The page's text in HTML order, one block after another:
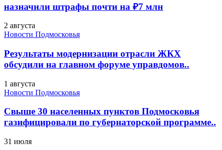
назначили штрафы почти на ₽7 млн
2 августа
Новости Подмосковья
Результаты модернизации отрасли ЖКХ
обсудили на главном форуме управдомов..
1 августа
Новости Подмосковья
Свыше 30 населенных пунктов Подмосковья
газифицировали по губернаторской программе..
31 июля